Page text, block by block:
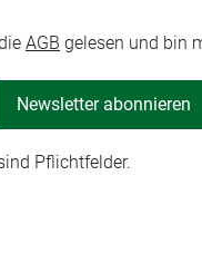
AGB gelesen und bin
Newsletter abonnieren
Pflichtfelder.